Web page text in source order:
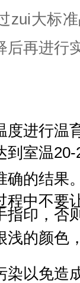
zui大标
后再进行
度进行温
到室温
确的结果
程中不要
指印，否
浅的颜色
染以免造